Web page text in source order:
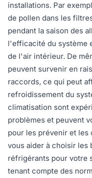
installations. Par
de pollen dans les
pendant la saison des
l'efficacité du système
de l'air intérieur. De
peuvent survenir en
raccords, ce qui peut
refroidissement du
climatisation sont
problèmes et peuvent
pour les prévenir et les
vous aider à choisir les
réfrigérants pour votre
tenant compte des